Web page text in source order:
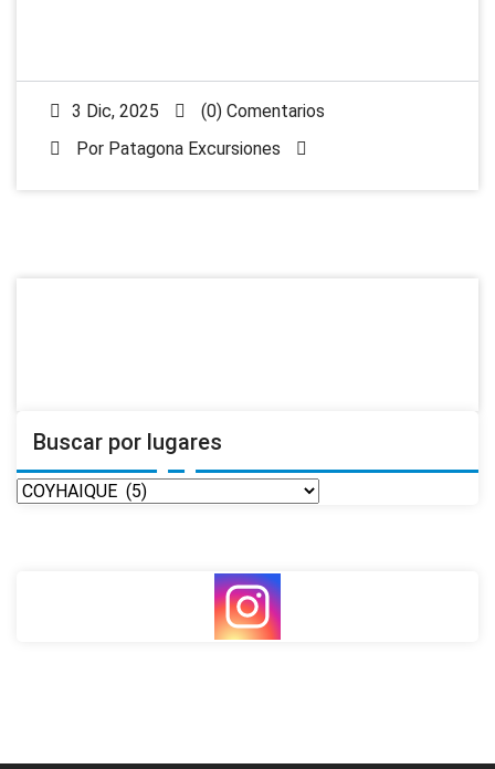
3 Dic, 2025
(0) Comentarios
Por Patagona Excursiones
Buscar por lugares